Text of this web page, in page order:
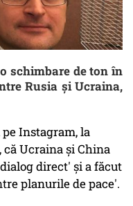
schimbare de ton în
Rusia și Ucraina,
Instagram, la
Ucraina şi China
direct' şi a făcut
planurile de pace'.